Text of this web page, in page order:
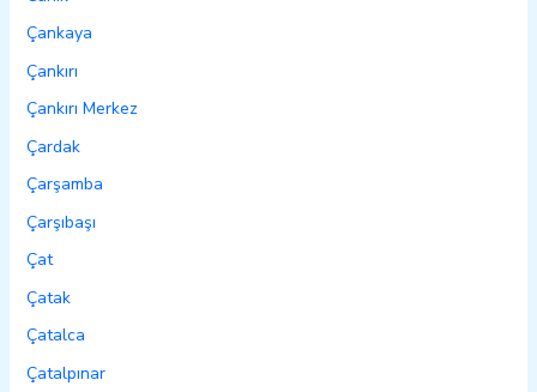
Çankaya
Çankırı
Çankırı Merkez
Çardak
Çarşamba
Çarşıbaşı
Çat
Çatak
Çatalca
Çatalpınar